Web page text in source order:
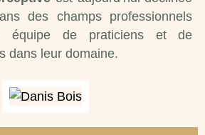
des champs professionnels
équipe de praticiens et de
dans leur domaine.